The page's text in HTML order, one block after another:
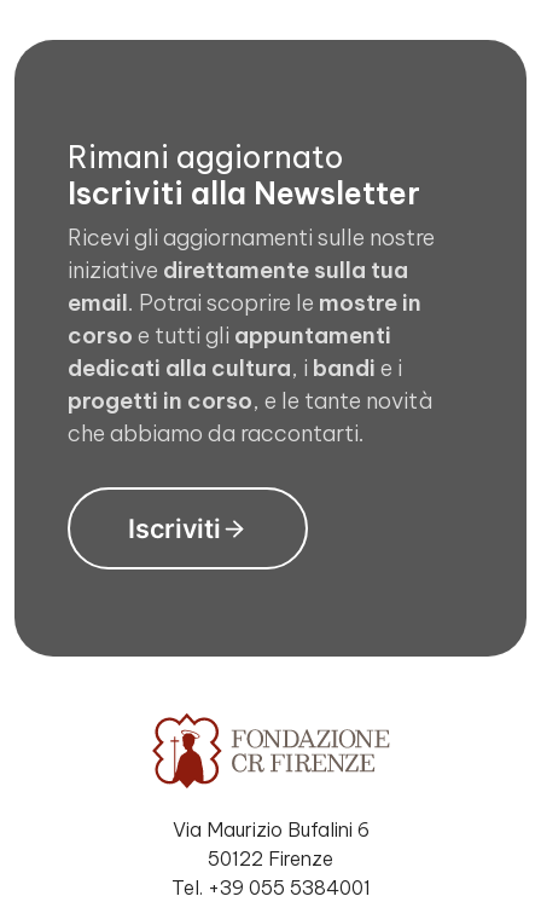
Rimani aggiornato
Iscriviti alla Newsletter
Ricevi gli aggiornamenti sulle nostre
iniziative direttamente sulla tua
email. Potrai scoprire le mostre in
corso e tutti gli appuntamenti
dedicati alla cultura, i bandi e i
progetti in corso, e le tante novità
che abbiamo da raccontarti.
Iscriviti
Via Maurizio Bufalini 6
50122 Firenze
Tel. +39 055 5384001